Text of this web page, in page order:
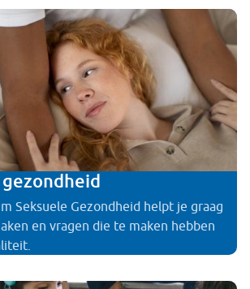
gezondheid
Seksuele Gezondheid helpt je graag
en vragen die te maken hebben